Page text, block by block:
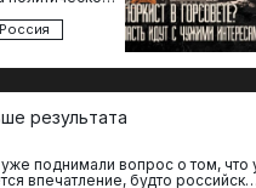
Россия
результата
поднимали вопрос о том, что
впечатление, будто российские